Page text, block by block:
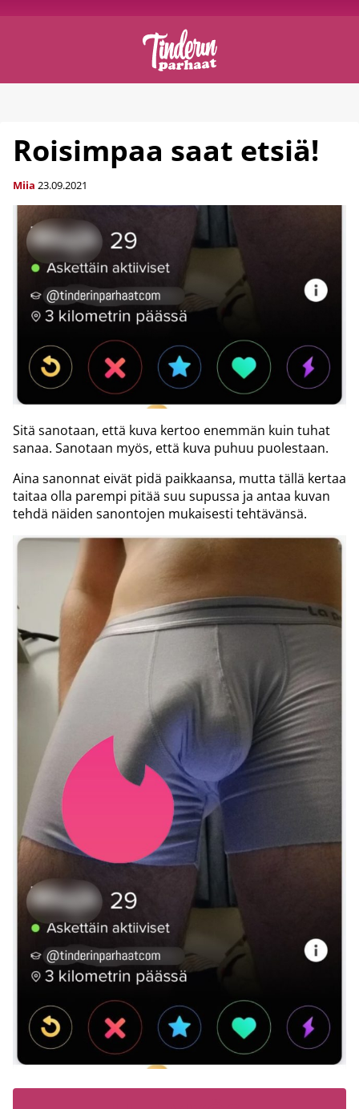
Roisimpaa saat etsiä!
Miia 23.09.2021
Sitä sanotaan, että kuva kertoo enemmän kuin tuhat
sanaa. Sanotaan myös, että kuva puhuu puolestaan.
Aina sanonnat eivät pidä paikkaansa, mutta tällä kertaa
taitaa olla parempi pitää suu supussa ja antaa kuvan
tehdä näiden sanontojen mukaisesti tehtävänsä.